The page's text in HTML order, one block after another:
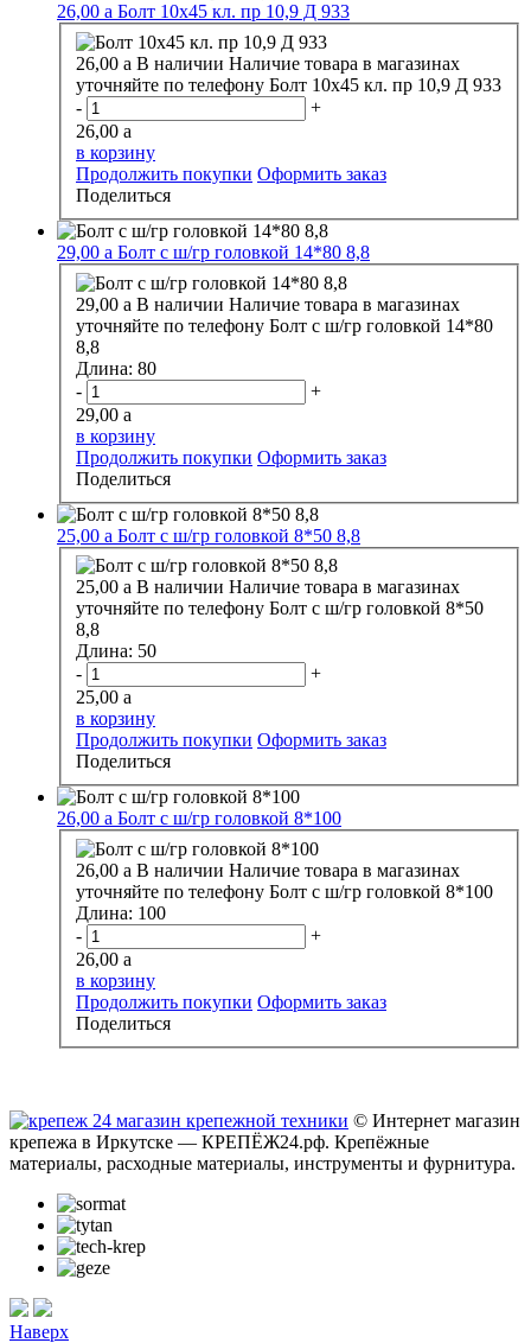
26,00 a Болт 10х45 кл. пр 10,9 Д 933
26,00 a В наличии Наличие товара в магазинах
уточняйте по телефону Болт 10х45 кл. пр 10,9 Д 933
-
+
26,00 a
в корзину
Продолжить покупки Оформить заказ
Поделиться
29,00 a Болт с ш/гр головкой 14*80 8,8
29,00 a В наличии Наличие товара в магазинах
уточняйте по телефону Болт с ш/гр головкой 14*80
8,8
Длина: 80
-
+
29,00 a
в корзину
Продолжить покупки Оформить заказ
Поделиться
25,00 a Болт с ш/гр головкой 8*50 8,8
25,00 a В наличии Наличие товара в магазинах
уточняйте по телефону Болт с ш/гр головкой 8*50
8,8
Длина: 50
-
+
25,00 a
в корзину
Продолжить покупки Оформить заказ
Поделиться
26,00 a Болт с ш/гр головкой 8*100
26,00 a В наличии Наличие товара в магазинах
уточняйте по телефону
Болт с ш/гр головкой 8*100
Длина: 100
-
+
26,00 a
в корзину
Продолжить покупки Оформить заказ
Поделиться
© Интернет магазин
крепежа в Иркутске — КРЕПЁЖ24.рф. Крепёжные
материалы, расходные материалы, инструменты и фурнитура.
Наверх